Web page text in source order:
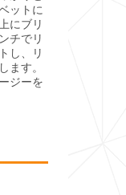
ットに
にブリ
チでリ
し、リ
ます。
ジーを